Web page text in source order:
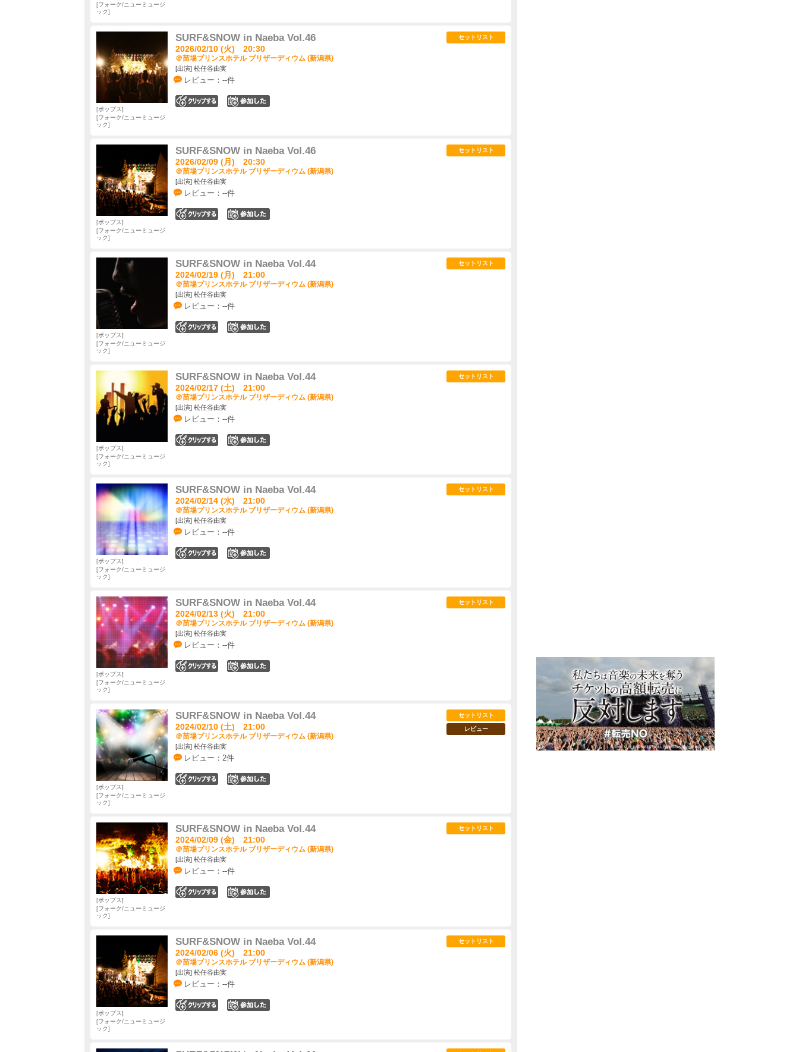
フォーク/ニューミュージ
ック
SURF&SNOW in Naeba Vol.46
2026/02/10 (火) 20:30
＠苗場プリンスホテル ブリザーディウム (新潟県)
[出演] 松任谷由実
レビュー：--件
セットリスト
ポップス
フォーク/ニューミュージ
ック
SURF&SNOW in Naeba Vol.46
2026/02/09 (月) 20:30
＠苗場プリンスホテル ブリザーディウム (新潟県)
[出演] 松任谷由実
レビュー：--件
セットリスト
ポップス
フォーク/ニューミュージ
ック
SURF&SNOW in Naeba Vol.44
2024/02/19 (月) 21:00
＠苗場プリンスホテル ブリザーディウム (新潟県)
[出演] 松任谷由実
レビュー：--件
セットリスト
ポップス
フォーク/ニューミュージ
ック
SURF&SNOW in Naeba Vol.44
2024/02/17 (土) 21:00
＠苗場プリンスホテル ブリザーディウム (新潟県)
[出演] 松任谷由実
レビュー：--件
セットリスト
ポップス
フォーク/ニューミュージ
ック
SURF&SNOW in Naeba Vol.44
2024/02/14 (水) 21:00
＠苗場プリンスホテル ブリザーディウム (新潟県)
[出演] 松任谷由実
レビュー：--件
セットリスト
ポップス
フォーク/ニューミュージ
ック
SURF&SNOW in Naeba Vol.44
2024/02/13 (火) 21:00
＠苗場プリンスホテル ブリザーディウム (新潟県)
[出演] 松任谷由実
レビュー：--件
セットリスト
ポップス
フォーク/ニューミュージ
ック
SURF&SNOW in Naeba Vol.44
2024/02/10 (土) 21:00
＠苗場プリンスホテル ブリザーディウム (新潟県)
[出演] 松任谷由実
レビュー：2件
セットリスト
レビュー
ポップス
フォーク/ニューミュージ
ック
SURF&SNOW in Naeba Vol.44
2024/02/09 (金) 21:00
＠苗場プリンスホテル ブリザーディウム (新潟県)
[出演] 松任谷由実
レビュー：--件
セットリスト
ポップス
フォーク/ニューミュージ
ック
SURF&SNOW in Naeba Vol.44
2024/02/06 (火) 21:00
＠苗場プリンスホテル ブリザーディウム (新潟県)
[出演] 松任谷由実
レビュー：--件
セットリスト
ポップス
フォーク/ニューミュージ
ック